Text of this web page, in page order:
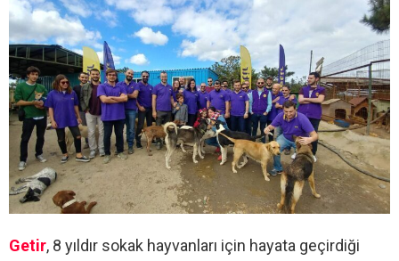
Getir, 8 yıldır sokak hayvanları için hayata geçirdiği